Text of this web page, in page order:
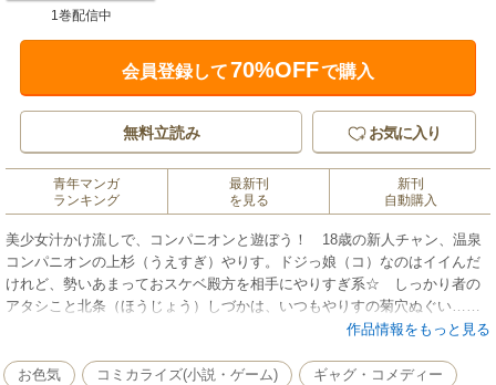
1巻配信中
会員登録して70%OFFで購入
無料立読み お気に入り
青年マンガ
ランキング
最新刊
を見る
新刊
自動購入
美少女汁かけ流しで、コンパニオンと遊ぼう！ 18歳の新人チャン、温泉
コンパニオンの上杉（うえすぎ）やりす。ドジっ娘（コ）なのはイイんだ
けれど、勢いあまっておスケベ殿方を相手にやりすぎ系☆ しっかり者の
アタシこと北条（ほうじょう）しづかは、いつもやりすの菊穴ぬぐい……
もとい尻ぬぐいでてんてこ舞い。だけど彼女はやりすぎなところがグーだ
意だから～!!
作品情報をもっと見る
お色気 コミカライズ(小説・ゲーム) ギャグ・コメディー